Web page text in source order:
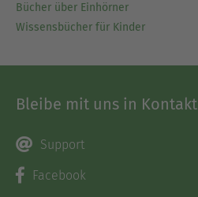
Bücher über Einhörner
Wissensbücher für Kinder
Bleibe mit uns in Kontakt
Support
Facebook